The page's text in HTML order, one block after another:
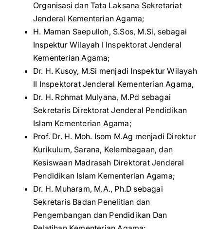
Organisasi dan Tata Laksana Sekretariat
Jenderal Kementerian Agama;
H. Maman Saepulloh, S.Sos, M.Si, sebagai
Inspektur Wilayah I Inspektorat Jenderal
Kementerian Agama;
Dr. H. Kusoy, M.Si menjadi Inspektur Wilayah
II Inspektorat Jenderal Kementerian Agama,
Dr. H. Rohmat Mulyana, M.Pd sebagai
Sekretaris Direktorat Jenderal Pendidikan
Islam Kementerian Agama;
Prof. Dr. H. Moh. Isom M.Ag menjadi Direktur
Kurikulum, Sarana, Kelembagaan, dan
Kesiswaan Madrasah Direktorat Jenderal
Pendidikan Islam Kementerian Agama;
Dr. H. Muharam, M.A., Ph.D sebagai
Sekretaris Badan Penelitian dan
Pengembangan dan Pendidikan Dan